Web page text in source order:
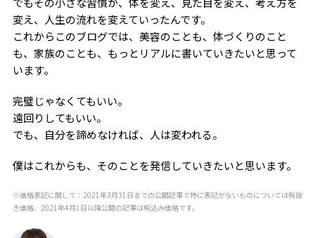
変え、人生の流れを変えていったんです。
これからこのブログでは、美容のことも、体づくりのこと
も、家族のことも、もっとリアルに書いていきたいと思って
います。
完璧じゃなくてもいい。
遠回りしてもいい。
でも、自分を諦めなければ、人は変われる。
僕はこれからも、そのことを発信していきたいと思います。
※価格表記に関して：2021年3月31日までの公開記事で特に表記がないものについては税抜
き価格、2021年4月1日以降公開の記事は税込み価格です。